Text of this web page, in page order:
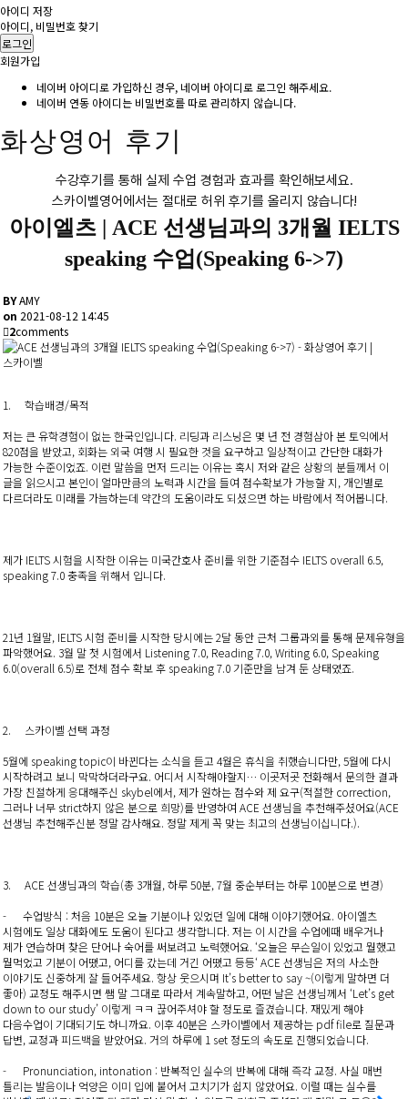
아이디 저장
아이디, 비밀번호 찾기
로그인
회원가입
네이버 아이디로 가입하신 경우, 네이버 아이디로 로그인 해주세요.
네이버 연동 아이디는 비밀번호를 따로 관리하지 않습니다.
화상영어 후기
수강후기를 통해 실제 수업 경험과 효과를 확인해보세요.
스카이벨영어에서는 절대로 허위 후기를 올리지 않습니다!
아이엘츠 | ACE 선생님과의 3개월 IELTS
speaking 수업(Speaking 6->7)
BYAMY
on 2021-08-12 14:45
2comments
1. 학습배경/목적
저는 큰 유학경험이 없는 한국인입니다. 리딩과 리스닝은 몇 년 전 경험삼아 본 토익에서
820점을 받았고, 회화는 외국 여행 시 필요한 것을 요구하고 일상적이고 간단한 대화가
가능한 수준이었죠. 이런 말씀을 먼저 드리는 이유는 혹시 저와 같은 상황의 분들께서 이
글을 읽으시고 본인이 얼마만큼의 노력과 시간을 들여 점수확보가 가능할 지, 개인별로
다르더라도 미래를 가늠하는데 약간의 도움이라도 되셨으면 하는 바람에서 적어봅니다.
제가 IELTS 시험을 시작한 이유는 미국간호사 준비를 위한 기준점수 IELTS overall 6.5,
speaking 7.0 충족을 위해서 입니다.
21년 1월말, IELTS 시험 준비를 시작한 당시에는 2달 동안 근처 그룹과외를 통해 문제유형을
파악했어요. 3월 말 첫 시험에서 Listening 7.0, Reading 7.0, Writing 6.0, Speaking
6.0(overall 6.5)로 전체 점수 확보 후 speaking 7.0 기준만을 남겨 둔 상태였죠.
2. 스카이벨 선택 과정
5월에 speaking topic이 바뀐다는 소식을 듣고 4월은 휴식을 취했습니다만, 5월에 다시
시작하려고 보니 막막하더라구요. 어디서 시작해야할지… 이곳저곳 전화해서 문의한 결과
가장 친절하게 응대해주신 skybel에서, 제가 원하는 점수와 제 요구(적절한 correction,
그러나 너무 strict하지 않은 분으로 희망)를 반영하여 ACE 선생님을 추천해주셨어요(ACE
선생님 추천해주신분 정말 감사해요. 정말 제게 꼭 맞는 최고의 선생님이십니다.).
3. ACE 선생님과의 학습(총 3개월, 하루 50분, 7월 중순부터는 하루 100분으로 변경)
- 수업방식 : 처음 10분은 오늘 기분이나 있었던 일에 대해 이야기했어요. 아이엘츠
시험에도 일상 대화에도 도움이 된다고 생각합니다. 저는 이 시간을 수업에때 배우거나
제가 연습하며 찾은 단어나 숙어를 써보려고 노력했어요. ‘오늘은 무슨일이 있었고 뭘했고
뭘먹었고 기분이 어땠고, 어디를 갔는데 거긴 어땠고 등등‘ ACE 선생님은 저의 사소한
이야기도 신중하게 잘 들어주세요. 항상 웃으시며 It’s better to say ~(이렇게 말하면 더
좋아) 교정도 해주시면 쌤 말 그대로 따라서 계속말하고, 어떤 날은 선생님께서 ‘Let’s get
down to our study’ 이렇게 ㅋㅋ 끊어주셔야 할 정도로 즐겼습니다. 재밌게 해야
다음수업이 기대되기도 하니까요. 이후 40분은 스카이벨에서 제공하는 pdf file로 질문과
답변, 교정과 피드백을 받았어요. 거의 하루에 1 set 정도의 속도로 진행되었습니다.
- Pronunciation, intonation : 반복적인 실수의 반복에 대해 즉각 교정. 사실 매번
틀리는 발음이나 억양은 이미 입에 붙어서 고치기가 쉽지 않았어요. 이럴 때는 실수를